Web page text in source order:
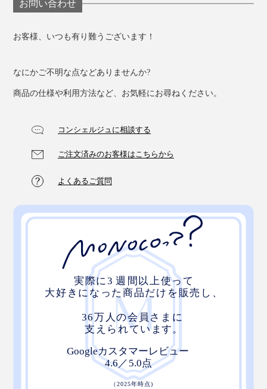
お問い合わせ
お客様、いつも有り難うございます！
なにかご不明な点などありませんか?
商品の仕様や利用方法など、お気軽にお尋ねください。
コンシェルジュに相談する
ご注文済みのお客様はこちらから
よくあるご質問